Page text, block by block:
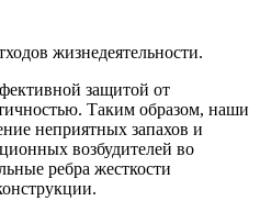
жизнедеятельности.
защитой от
Таким образом, наши
неприятных запахов и
возбудителей во
ребра жесткости